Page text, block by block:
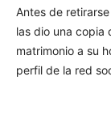
Antes de
las dio una copia
matrimonio a su
perfil de la red